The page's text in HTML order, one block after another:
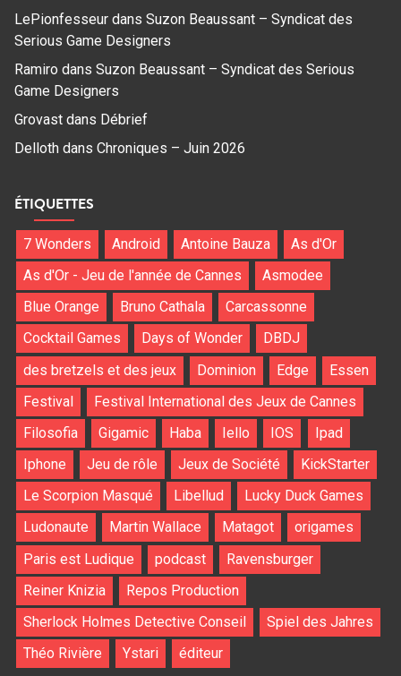
LePionfesseur dans Suzon Beaussant – Syndicat des
Serious Game Designers
Ramiro dans Suzon Beaussant – Syndicat des Serious
Game Designers
Grovast dans Débrief
Delloth dans Chroniques – Juin 2026
ÉTIQUETTES
7 Wonders Android Antoine Bauza
As d'Or
As d'Or - Jeu de l'année de Cannes
Asmodee
Blue Orange
Bruno Cathala
Carcassonne
Cocktail Games
Days of Wonder
DBDJ
des bretzels et des jeux
Dominion Edge
Essen
Festival
Festival International des Jeux de Cannes
Filosofia
Gigamic Haba Iello IOS
Ipad
Iphone
Jeu de rôle Jeux de Société
KickStarter
Le Scorpion Masqué
Libellud
Lucky Duck Games
Ludonaute
Martin Wallace Matagot
origames
Paris est Ludique
podcast
Ravensburger
Reiner Knizia
Repos Production
Sherlock Holmes Detective Conseil
Spiel des Jahres
Théo Rivière
Ystari éditeur